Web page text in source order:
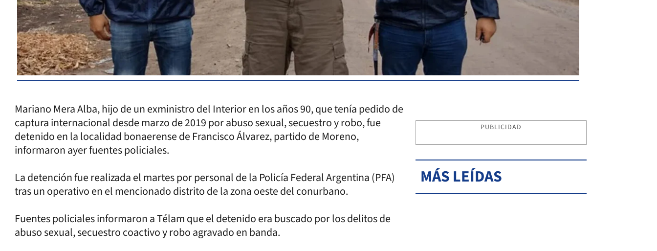
Mariano Mera Alba, hijo de un exministro del Interior en los años 90, que tenía pedido de
captura internacional desde marzo de 2019 por abuso sexual, secuestro y robo, fue
detenido en la localidad bonaerense de Francisco Álvarez, partido de Moreno,
informaron ayer fuentes policiales.
La detención fue realizada el martes por personal de la Policía Federal Argentina (PFA)
tras un operativo en el mencionado distrito de la zona oeste del conurbano.
Fuentes policiales informaron a Télam que el detenido era buscado por los delitos de
abuso sexual, secuestro coactivo y robo agravado en banda.
PUBLICIDAD
MÁS LEÍDAS